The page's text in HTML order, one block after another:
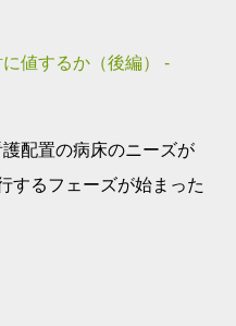
値するか（後編） -
配置の病床のニーズが
するフェーズが始まった